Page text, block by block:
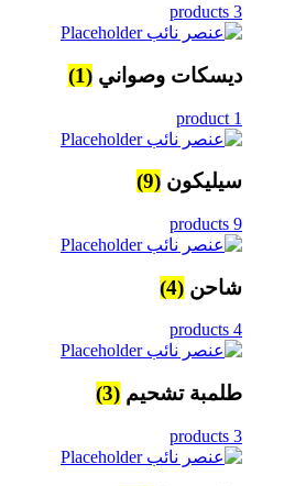
3 products
ديسكات وصواني (1)
1 product
سيليكون (9)
9 products
شاحن (4)
4 products
طلمبة تشحيم (3)
3 products